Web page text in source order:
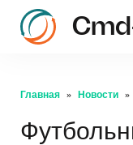
Главная Новости